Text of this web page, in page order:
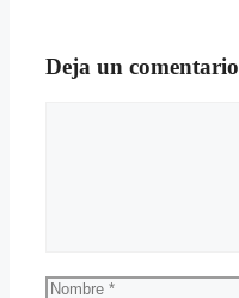
Deja un comentario
Nombre